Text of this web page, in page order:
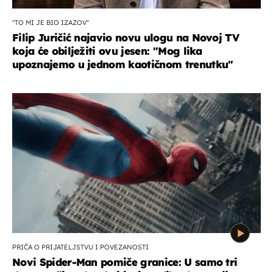
''TO MI JE BIO IZAZOV''
Filip Juričić najavio novu ulogu na Novoj TV
koja će obilježiti ovu jesen: ''Mog lika
upoznajemo u jednom kaotičnom trenutku''
PRIČA O PRIJATELJSTVU I POVEZANOSTI
Novi Spider-Man pomiče granice: U samo tri